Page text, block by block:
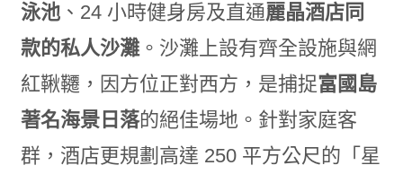
泳池、24 小時健身房及直通麗晶酒店同
款的私人沙灘。沙灘上設有齊全設施與網
紅鞦韆，因方位正對西方，是捕捉富國島
著名海景日落的絕佳場地。針對家庭客
群，酒店更規劃高達 250 平方公尺的「星